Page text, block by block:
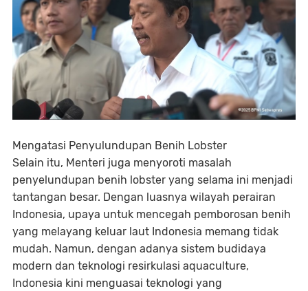
Mengatasi Penyulundupan Benih Lobster
Selain itu, Menteri juga menyoroti masalah
penyelundupan benih lobster yang selama ini menjadi
tantangan besar. Dengan luasnya wilayah perairan
Indonesia, upaya untuk mencegah pemborosan benih
yang melayang keluar laut Indonesia memang tidak
mudah. Namun, dengan adanya sistem budidaya
modern dan teknologi resirkulasi aquaculture,
Indonesia kini menguasai teknologi yang